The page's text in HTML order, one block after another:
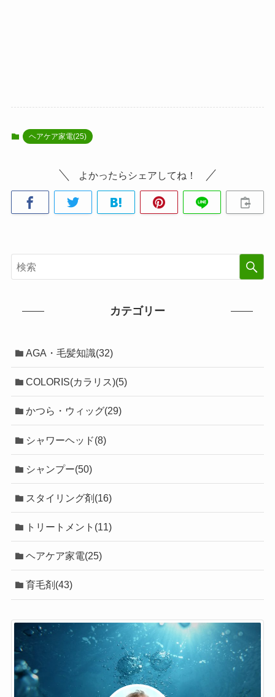
ヘアケア家電(25)
よかったらシェアしてね！
カテゴリー
AGA・毛髪知識(32)
COLORIS(カラリス)(5)
かつら・ウィッグ(29)
シャワーヘッド(8)
シャンプー(50)
スタイリング剤(16)
トリートメント(11)
ヘアケア家電(25)
育毛剤(43)